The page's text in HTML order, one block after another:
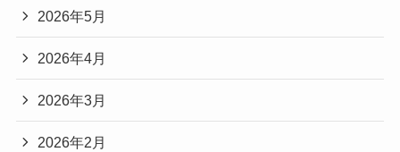
2026年5月
2026年4月
2026年3月
2026年2月